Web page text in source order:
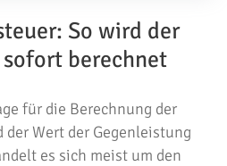
So wird der
berechnet
für die Berechnung der
Wert der Gegenleistung
es sich meist um den